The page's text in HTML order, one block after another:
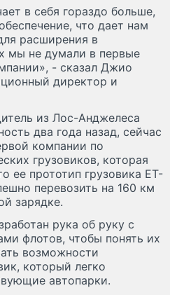
в себя гораздо больше,
что дает нам
расширения в
мы не думали в первые
- сказал Джио
директор и
из Лос-Анджелеса
два года назад, сейчас
компании по
грузовиков, которая
ее прототип грузовика ЕТ-
перевозить на 160 км
зарядке.
рука об руку с
флотов, чтобы понять их
возможности
который легко
автопарки.